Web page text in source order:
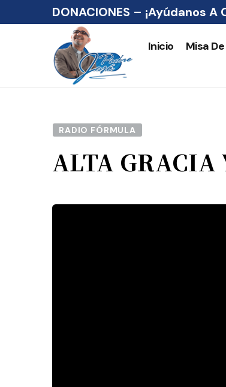
DONACIONES – ¡Ayúdanos
Inicio Misa
RADIO FÓRMULA
ALTA GRACIA